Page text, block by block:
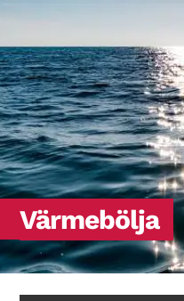
Blodsockerkollen
Värmebölja